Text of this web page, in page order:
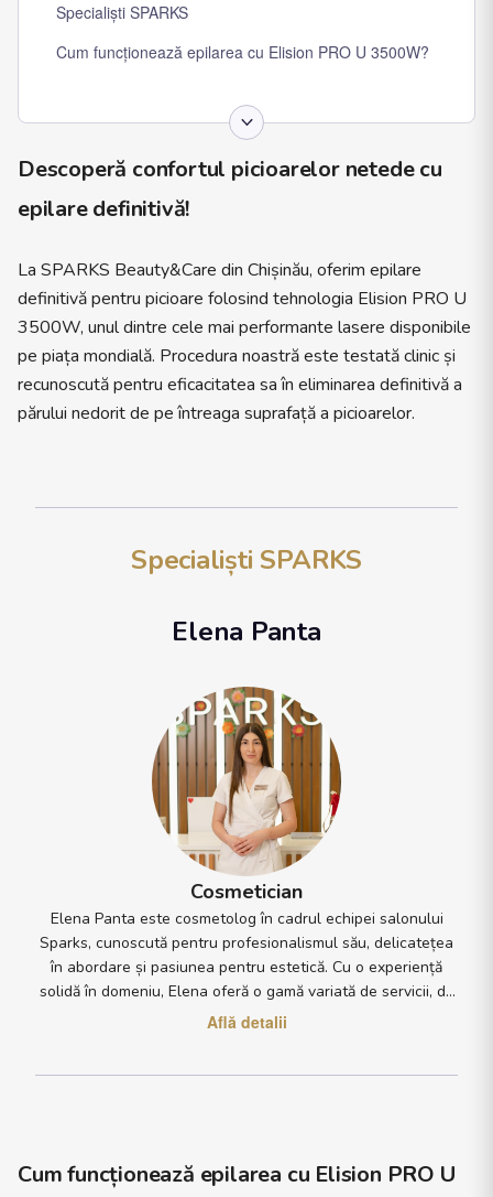
Specialiști SPARKS
Cum funcționează epilarea cu Elision PRO U 3500W?
Descoperă confortul picioarelor netede cu
epilare definitivă!
La SPARKS Beauty&Care din Chișinău, oferim epilare
definitivă pentru picioare folosind tehnologia Elision PRO U
3500W, unul dintre cele mai performante lasere disponibile
pe piața mondială. Procedura noastră este testată clinic și
recunoscută pentru eficacitatea sa în eliminarea definitivă a
părului nedorit de pe întreaga suprafață a picioarelor.
Specialiști SPARKS
Elena Panta
Cosmetician
Elena Panta este cosmetolog în cadrul echipei salonului
Sparks, cunoscută pentru profesionalismul său, delicatețea
în abordare și pasiunea pentru estetică. Cu o experiență
solidă în domeniu, Elena oferă o gamă variată de servicii, de
la tratamente faciale de curățare, hidratare și regenerare.
personalizată și explică fiecare pas al tratamentului, astfel
încât fiecare persoană să se simtă în siguranță și răsfățată.
Află detalii
Cum funcționează epilarea cu Elision PRO U